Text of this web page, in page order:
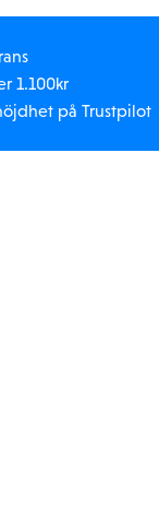
1.100kr
på Trustpilot